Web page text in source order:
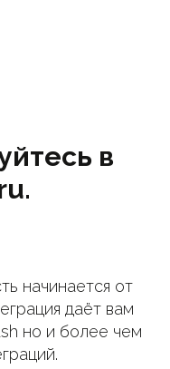
в
начинается от
даёт вам
но и более чем